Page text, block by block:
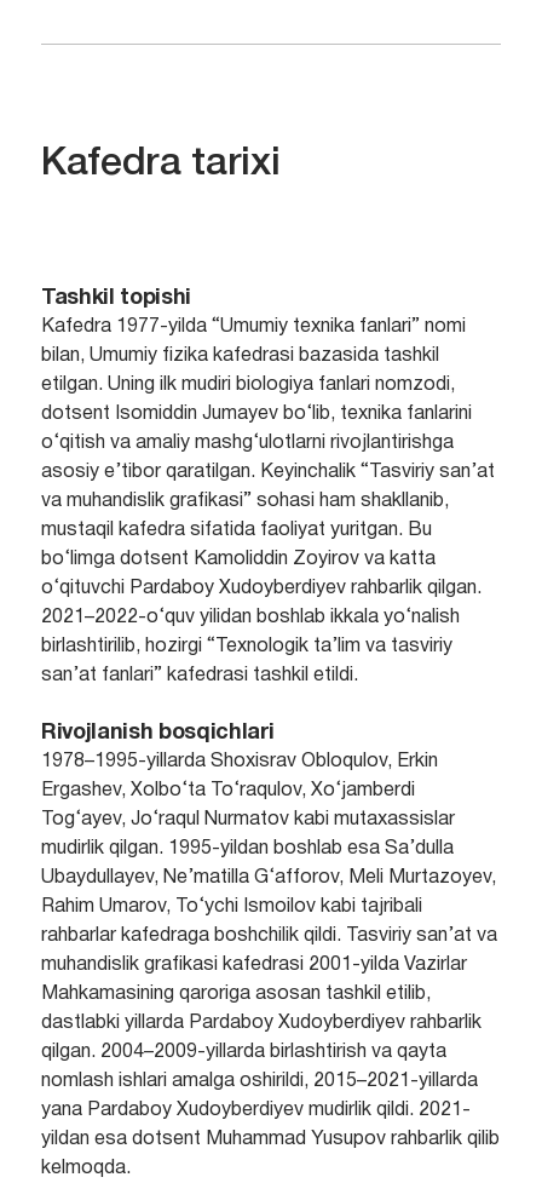
Kafedra tarixi
Tashkil topishi
Kafedra 1977-yilda “Umumiy texnika fanlari” nomi
bilan, Umumiy fizika kafedrasi bazasida tashkil
etilgan. Uning ilk mudiri biologiya fanlari nomzodi,
dotsent Isomiddin Jumayev bo‘lib, texnika fanlarini
o‘qitish va amaliy mashg‘ulotlarni rivojlantirishga
asosiy e’tibor qaratilgan. Keyinchalik “Tasviriy san’at
va muhandislik grafikasi” sohasi ham shakllanib,
mustaqil kafedra sifatida faoliyat yuritgan. Bu
bo‘limga dotsent Kamoliddin Zoyirov va katta
o‘qituvchi Pardaboy Xudoyberdiyev rahbarlik qilgan.
2021–2022-o‘quv yilidan boshlab ikkala yo‘nalish
birlashtirilib, hozirgi “Texnologik ta’lim va tasviriy
san’at fanlari” kafedrasi tashkil etildi.
Rivojlanish bosqichlari
1978–1995-yillarda Shoxisrav Obloqulov, Erkin
Ergashev, Xolbo‘ta To‘raqulov, Xo‘jamberdi
Tog‘ayev, Jo‘raqul Nurmatov kabi mutaxassislar
mudirlik qilgan. 1995-yildan boshlab esa Sa’dulla
Ubaydullayev, Ne’matilla G‘afforov, Meli Murtazoyev,
Rahim Umarov, To‘ychi Ismoilov kabi tajribali
rahbarlar kafedraga boshchilik qildi. Tasviriy san’at va
muhandislik grafikasi kafedrasi 2001-yilda Vazirlar
Mahkamasining qaroriga asosan tashkil etilib,
dastlabki yillarda Pardaboy Xudoyberdiyev rahbarlik
qilgan. 2004–2009-yillarda birlashtirish va qayta
nomlash ishlari amalga oshirildi, 2015–2021-yillarda
yana Pardaboy Xudoyberdiyev mudirlik qildi. 2021-
yildan esa dotsent Muhammad Yusupov rahbarlik qilib
kelmoqda.